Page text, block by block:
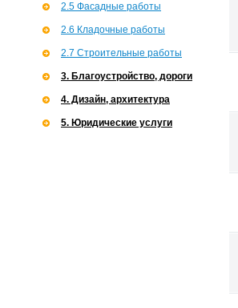
2.5 Фасадные работы
2.6 Кладочные работы
2.7 Строительные работы
3. Благоустройство, дороги
4. Дизайн, архитектура
5. Юридические услуги